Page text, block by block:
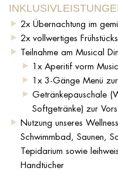
2x Übernachtung im
2x vollwertiges
Teilnahme am Musical
1x Aperitif vorm
1x 3-Gänge Menü
Getränkepauschale
Softgetränke) zur
Nutzung unseres
Schwimmbad, Saunen,
Tepidarium sowie
Handtücher